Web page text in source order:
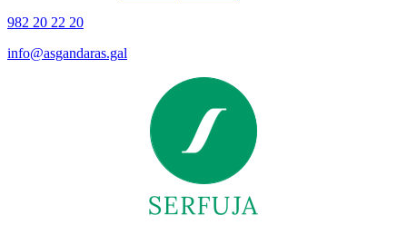
982 20 22 20
info@asgandaras.gal